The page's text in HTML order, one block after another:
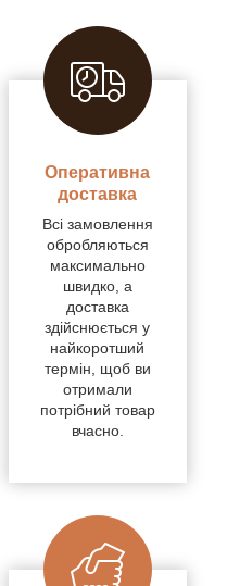
Оперативна
доставка
Всі замовлення
обробляються
максимально
швидко, а
доставка
здійснюється у
найкоротший
термін, щоб ви
отримали
потрібний товар
вчасно.